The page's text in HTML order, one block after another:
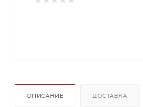
ОПИСАНИЕ ДОСТАВКА